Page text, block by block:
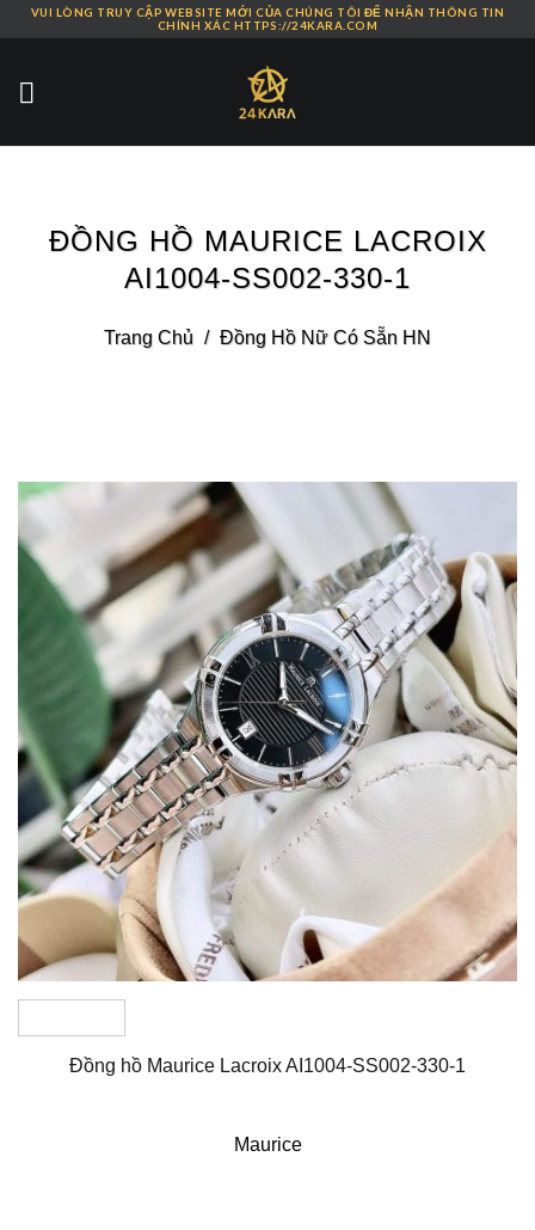
Skip
content
VUI LÒNG TRUY CẬP WEBSITE MỚI CỦA CHÚNG TÔI ĐỂ NHẬN THÔNG TIN
CHÍNH XÁC HTTPS://24KARA.COM
ĐỒNG HỒ MAURICE LACROIX
AI1004-SS002-330-1
Trang Chủ / Đồng Hồ Nữ Có Sẵn HN
Đồng hồ Maurice Lacroix AI1004-SS002-330-1
Maurice